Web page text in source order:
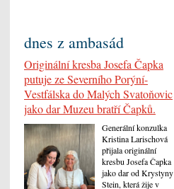
dnes z ambasád
Originální kresba Josefa Čapka
putuje ze Severního Porýní-
Vestfálska do Malých Svatoňovic
jako dar Muzeu bratří Čapků.
Generální konzulka
Kristina Larischová
přijala originální
kresbu Josefa Čapka
jako dar od Krystyny
Stein, která žije v